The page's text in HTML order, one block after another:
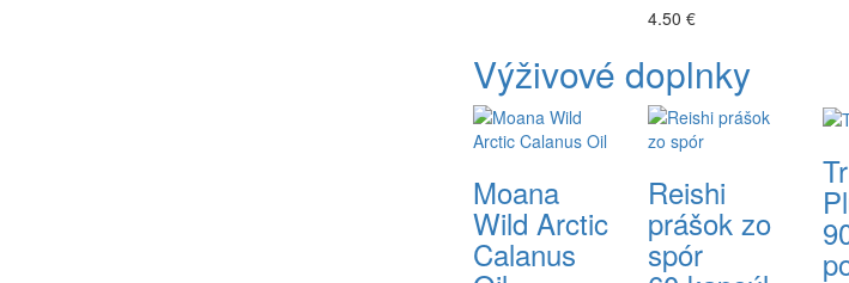
4.50 €
Výživové doplnky
Moana
Wild Arctic
Calanus
Reishi
prášok zo
spór